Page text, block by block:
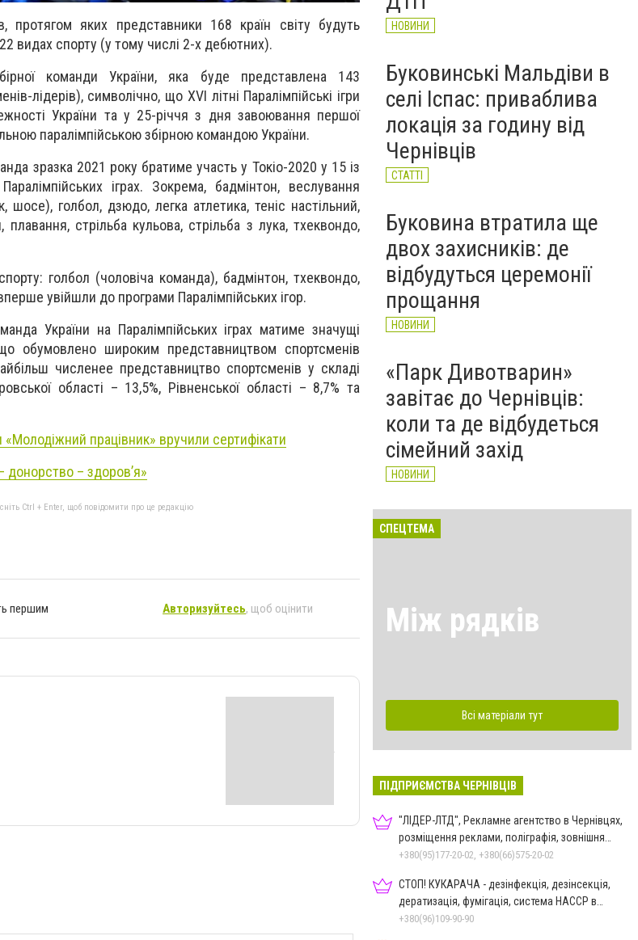
протягом яких представники 168 країн світу будуть
видах спорту (у тому числі 2-х дебютних).
команди України, яка буде представлена 143
лідерів), символічно, що XVI літні Паралімпійські ігри
України та у 25-річчя з дня завоювання першої
паралімпійською збірною командою України.
зразка 2021 року братиме участь у Токіо-2020 у 15 із
іграх. Зокрема, бадмінтон, веслування
шосе), голбол, дзюдо, легка атлетика, теніс настільний,
плавання, стрільба кульова, стрільба з лука, тхеквондо,
голбол (чоловіча команда), бадмінтон, тхеквондо,
увійшли до програми Паралімпійських ігор.
України на Паралімпійських іграх матиме значущі
обумовлено широким представництвом спортсменів
численее представництво спортсменів у складі
області – 13,5%, Рівненської області – 8,7% та
працівник» вручили сертифікати
донорство – здоров’я»
Ctrl + Enter, щоб повідомити про це редакцію
першим Авторизуйтесь, щоб оцінити
НОВИНИ
Буковинські Мальдіви в
селі Іспас: приваблива
локація за годину від
Чернівців
СТАТТІ
Буковина втратила ще
двох захисників: де
відбудуться церемонії
прощання
НОВИНИ
«Парк Дивотварин»
завітає до Чернівців:
коли та де відбудеться
сімейний захід
НОВИНИ
СПЕЦТЕМА
Між рядків
Всі матеріали тут
ПІДПРИЄМСТВА ЧЕРНІВЦІВ
"ЛІДЕР-ЛТД", Рекламне агентство в Чернівцях,
розміщення реклами, поліграфія, зовнішня
реклама
+380(95)177-20-02, +380(66)575-20-02
СТОП! КУКАРАЧА - дезінфекція, дезінсекція,
дератизація, фумігація, система HACCP в
Чернівцях
+380(96)109-90-90